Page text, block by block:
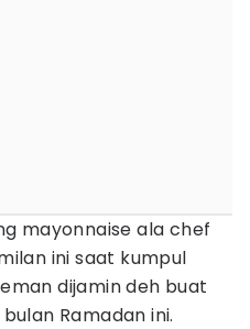
mayonnaise ala chef
ini saat kumpul
dijamin deh buat
Ramadan ini.